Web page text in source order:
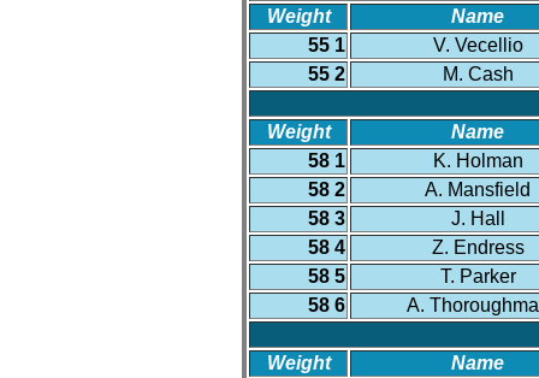
Weight
Name
55 1
V. Vecellio
55 2
M. Cash
Weight
Name
58 1
K. Holman
58 2
A. Mansfield
58 3
J. Hall
58 4
Z. Endress
58 5
T. Parker
58 6
A.
Weight
Name